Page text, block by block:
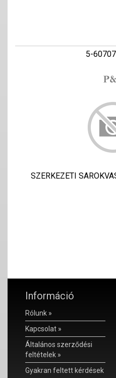
5-
SZERKEZETI
Információ
Rólunk »
Kapcsolat »
Általános szerződési
feltételek »
Gyakran feltett kérdések